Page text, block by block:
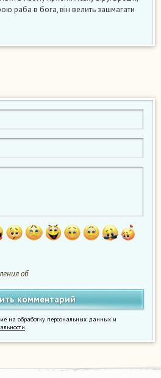
раба в бога, він велить зашмагати
об
на обработку персональных данных и
.